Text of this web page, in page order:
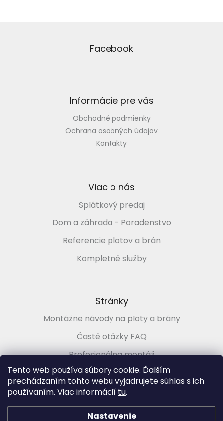
Tento web používa súbory cookie. Ďalším
prechádzaním tohto webu vyjadrujete súhlas s ich
používaním. Viac informácií tu.
Nastavenie
Facebook
Informácie pre vás
Obchodné podmienky
Ochrana osobných údajov
Kontakty
Viac o nás
Splátkový predaj
Dom a záhrada - Poradenstvo
Referencie plotov a brán
Kompletné služby
Stránky
Montážne návody na ploty a brány
Časté otázky FAQ
Profesionálna montáž
Poradenstvo zadarmo
Vytvoril Shoptet &